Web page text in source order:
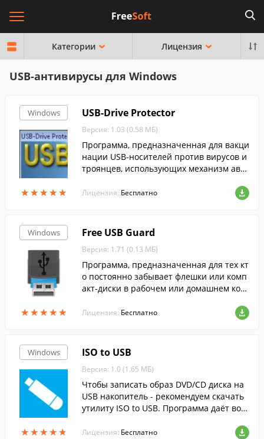
Категории Лицензия
USB-антивирусы для Windows
Windows
★★★★★
★★★★★
USB-Drive Protector
Версия: 1.03 (0.58 МБ)
Программа, предназначенная для вакци
нации USB-носителей против вирусов и
троянцев, использующих механизм авто
а от заражения через съемные носител
Лицензия: Бесплатно
Windows
★★★★★
★★★★★
Free USB Guard
Версия: 1.71 (0.13 МБ)
Программа, предназначенная для тех кт
о постоянно забывает флешки или комп
акт-диски в рабочем или домашнем ком
Лицензия: Бесплатно
Windows
★★★★★
★★★★★
ISO to USB
Версия: 1.0 (1.65 МБ)
Чтобы записать образ DVD/CD диска на
USB накопитель - рекомендуем скачать
утилиту ISO to USB. Программа даёт воз
SO образом или загрузочную флешку.
Лицензия: Бесплатно